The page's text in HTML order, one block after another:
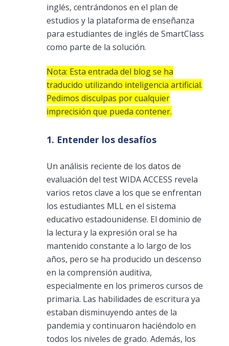
inglés, centrándonos en el plan de
estudios y la plataforma de enseñanza
para estudiantes de inglés de SmartClass
como parte de la solución.
Nota: Esta entrada del blog se ha
traducido utilizando inteligencia artificial.
Pedimos disculpas por cualquier
imprecisión que pueda contener.
1. Entender los desafíos
Un análisis reciente de los datos de
evaluación del test WIDA ACCESS revela
varios retos clave a los que se enfrentan
los estudiantes MLL en el sistema
educativo estadounidense. El dominio de
la lectura y la expresión oral se ha
mantenido constante a lo largo de los
años, pero se ha producido un descenso
en la comprensión auditiva,
especialmente en los primeros cursos de
primaria. Las habilidades de escritura ya
estaban disminuyendo antes de la
pandemia y continuaron haciéndolo en
todos los niveles de grado. Además, los